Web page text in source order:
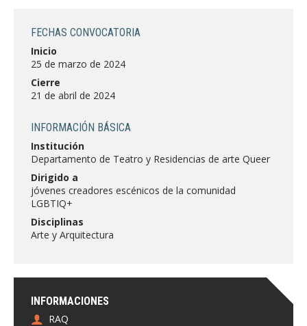
Académicas/os
INFORMACIONES
RAQ
FECHAS CONVOCATORIA
Inicio
25 de marzo de 2024
Cierre
21 de abril de 2024
INFORMACIÓN BÁSICA
Institución
Departamento de Teatro y Residencias de arte Queer
Dirigido a
jóvenes creadores escénicos de la comunidad
LGBTIQ+
Disciplinas
Arte y Arquitectura